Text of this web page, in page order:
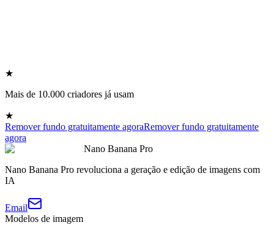
★
Mais de 10.000 criadores já usam
★
Remover fundo gratuitamente agoraRemover fundo gratuitamente
agora
Nano Banana Pro
Nano Banana Pro revoluciona a geração e edição de imagens com
IA
Email
Modelos de imagem